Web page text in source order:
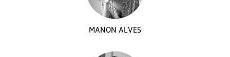
MANON ALVES